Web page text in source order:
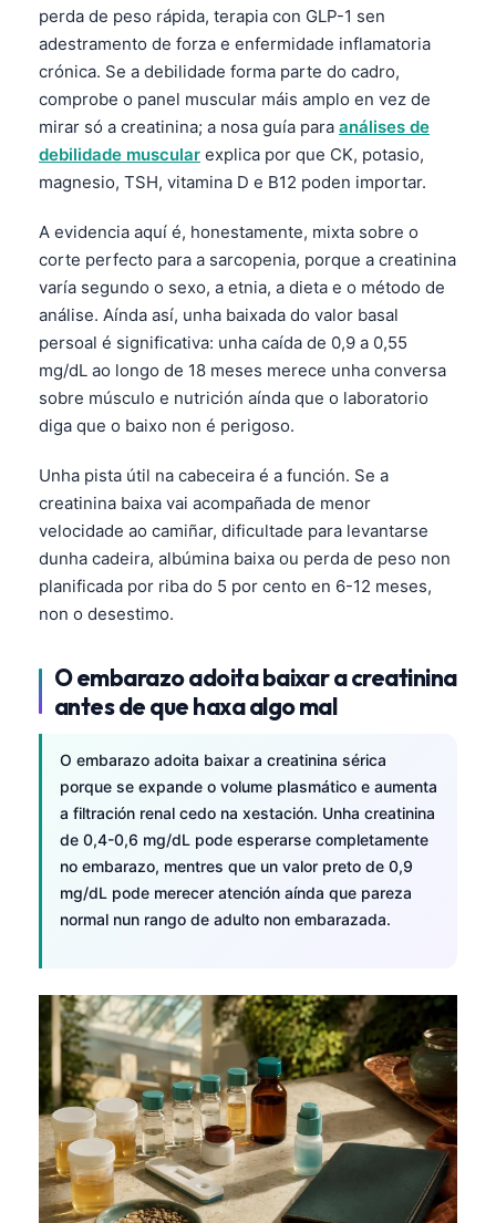
perda de peso rápida, terapia con GLP-1 sen
adestramento de forza e enfermidade inflamatoria
crónica. Se a debilidade forma parte do cadro,
comprobe o panel muscular máis amplo en vez de
mirar só a creatinina; a nosa guía para análises de
debilidade muscular explica por que CK, potasio,
magnesio, TSH, vitamina D e B12 poden importar.
A evidencia aquí é, honestamente, mixta sobre o
corte perfecto para a sarcopenia, porque a creatinina
varía segundo o sexo, a etnia, a dieta e o método de
análise. Aínda así, unha baixada do valor basal
persoal é significativa: unha caída de 0,9 a 0,55
mg/dL ao longo de 18 meses merece unha conversa
sobre músculo e nutrición aínda que o laboratorio
diga que o baixo non é perigoso.
Unha pista útil na cabeceira é a función. Se a
creatinina baixa vai acompañada de menor
velocidade ao camiñar, dificultade para levantarse
dunha cadeira, albúmina baixa ou perda de peso non
planificada por riba do 5 por cento en 6-12 meses,
non o desestimo.
O embarazo adoita baixar a creatinina
antes de que haxa algo mal
O embarazo adoita baixar a creatinina sérica
porque se expande o volume plasmático e aumenta
a filtración renal cedo na xestación. Unha creatinina
de 0,4-0,6 mg/dL pode esperarse completamente
no embarazo, mentres que un valor preto de 0,9
mg/dL pode merecer atención aínda que pareza
normal nun rango de adulto non embarazada.